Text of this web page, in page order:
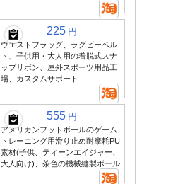
225 円
ウエストフラッグ、ラグビーベル
ト、子供用・大人用の着脱式スナ
ップリボン、屋外スポーツ用品工
場、カスタムサポート
555 円
アメリカンフットボールのゲーム
トレーニング用滑り止め耐摩耗PU
素材(子供、ティーンエイジャー、
大人向け)、茶色の機械縫製ボール